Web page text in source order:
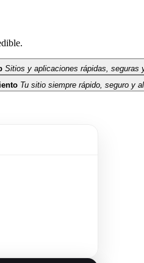
Sitios y aplicaciones rápidas, seguras
Tu sitio siempre rápido, seguro y